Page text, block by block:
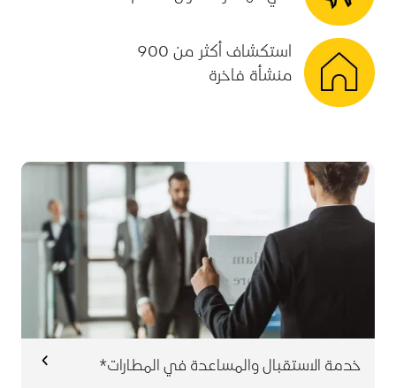
استكشاف أكثر من 900
منشأة فاخرة
خدمة الاستقبال والمساعدة في المطارات*
يمكن لحامل البطاقة الحجز من
تفعيل الخصم مباشرة
يجب حجز الخدمات قبل 72 ساعة على الأقل من
موعد السفر
لا يستخدم العرض مع أي عروض أخرىيمكن
لحاملي البطاقة حجز خدمات أخرى مثل التنقل
بسيارة فاخرة، والتأشيرة عند الوصول، وحمل
الأمتعة وغيرها